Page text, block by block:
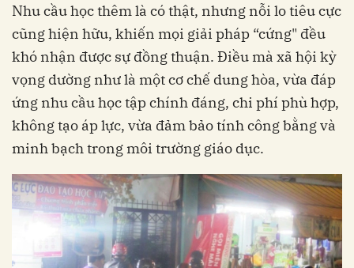
Nhu cầu học thêm là có thật, nhưng nỗi lo tiêu cực
cũng hiện hữu, khiến mọi giải pháp “cứng" đều
khó nhận được sự đồng thuận. Điều mà xã hội kỳ
vọng dường như là một cơ chế dung hòa, vừa đáp
ứng nhu cầu học tập chính đáng, chi phí phù hợp,
không tạo áp lực, vừa đảm bảo tính công bằng và
minh bạch trong môi trường giáo dục.